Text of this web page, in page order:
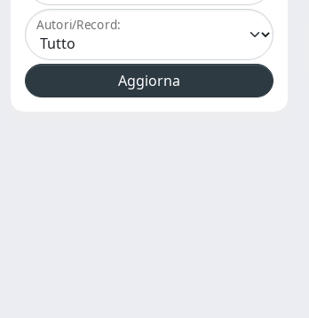
Autori/Record: